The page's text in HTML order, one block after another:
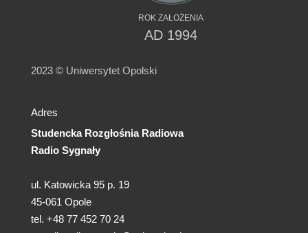
ROK ZAŁOŻENIA
AD 1994
2023 © Uniwersytet Opolski
Adres
Studencka Rozgłośnia Radiowa
Radio Sygnały
ul. Katowicka 95 p. 19
45-061 Opole
tel. +48 77 452 70 24